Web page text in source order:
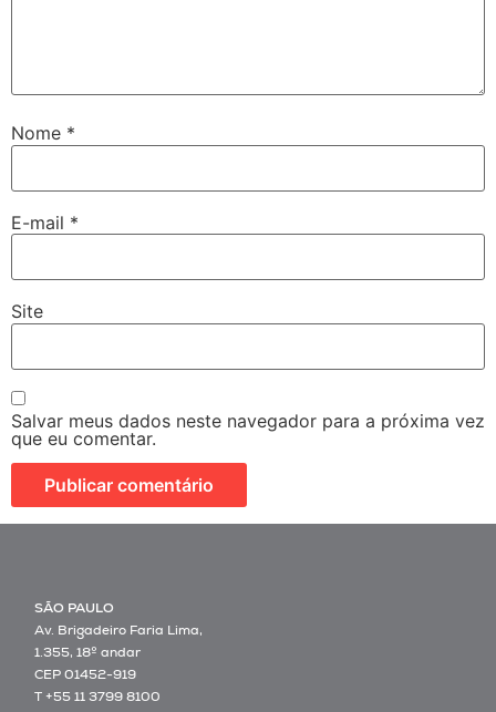
Nome *
E-mail *
Site
Salvar meus dados neste navegador para a próxima vez
que eu comentar.
SÃO PAULO
Av. Brigadeiro Faria Lima,
1.355, 18º andar
CEP 01452-919
T +55 11 3799 8100